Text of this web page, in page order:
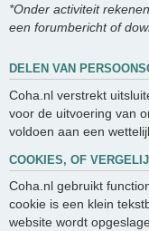
*Onder activiteit
een forumbericht of
DELEN VAN
Coha.nl verstrekt
voor de uitvoering van
voldoen aan een
COOKIES, OF
Coha.nl gebruikt
cookie is een klein
website wordt